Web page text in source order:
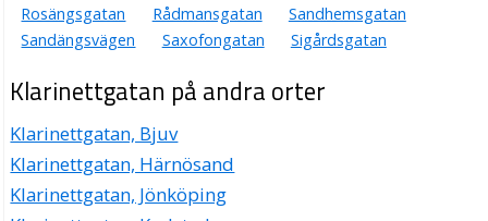
Rosängsgatan
Rådmansgatan
Sandhemsgatan
Sandängsvägen
Saxofongatan Sigårdsgatan
Klarinettgatan på andra orter
Klarinettgatan, Bjuv
Klarinettgatan, Härnösand
Klarinettgatan, Jönköping